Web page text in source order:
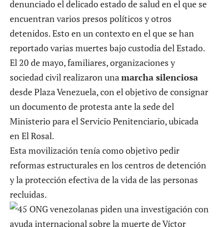
denunciado el delicado estado de salud en el que se
encuentran varios presos políticos y otros
detenidos. Esto en un contexto en el que se han
reportado varias muertes bajo custodia del Estado.
El 20 de mayo, familiares, organizaciones y
sociedad civil realizaron unamarcha silenciosa
desde Plaza Venezuela, con el objetivo de consignar
un documento de protesta ante la sede del
Ministerio para el Servicio Penitenciario, ubicada
en El Rosal.
Esta movilización tenía como objetivo pedir
reformas estructurales en los centros de detención
y la protección efectiva de la vida de las personas
recluidas.